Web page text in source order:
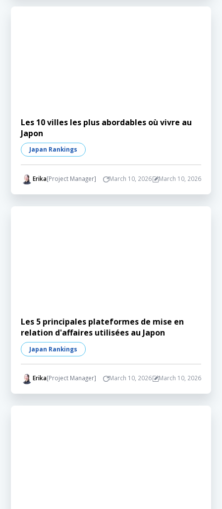
Les 10 villes les plus abordables où vivre au
Japon
Japan Rankings
Erika[Project Manager] March 10, 2026 March 10, 2026
Les 5 principales plateformes de mise en
relation d'affaires utilisées au Japon
Japan Rankings
Erika[Project Manager] March 10, 2026 March 10, 2026